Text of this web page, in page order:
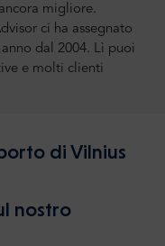
migliore.
ci ha assegnato
dal 2004. Lì puoi
e molti clienti
di Vilnius
nostro